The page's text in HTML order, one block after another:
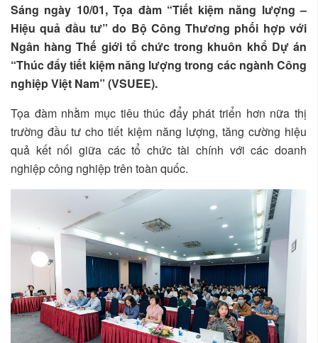
Sáng ngày 10/01, Tọa đàm “Tiết kiệm năng lượng –
Hiệu quả đầu tư” do Bộ Công Thương phối hợp với
Ngân hàng Thế giới tổ chức trong khuôn khổ Dự án
“Thúc đẩy tiết kiệm năng lượng trong các ngành Công
nghiệp Việt Nam” (VSUEE).
Tọa đàm nhằm mục tiêu thúc đẩy phát triển hơn nữa thị
trường đầu tư cho tiết kiệm năng lượng, tăng cường hiệu
quả kết nối giữa các tổ chức tài chính với các doanh
nghiệp công nghiệp trên toàn quốc.